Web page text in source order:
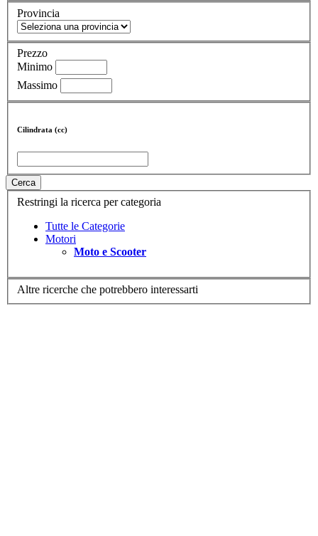
Provincia
Prezzo
Minimo
Massimo
Cilindrata (cc)
Cerca
Restringi la ricerca per categoria
Tutte le Categorie
Motori
Moto e Scooter
Altre ricerche che potrebbero interessarti